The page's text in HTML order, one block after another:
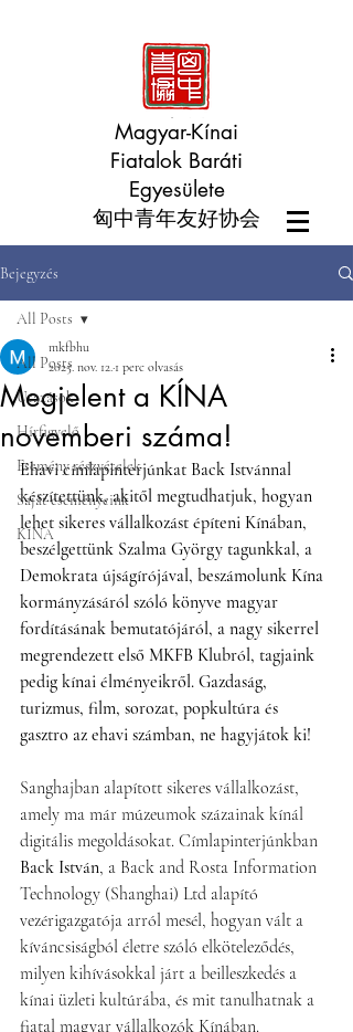
Magyar-Kínai
Fiatalok Baráti
Egyesülete
匈中青年友好协会
Bejegyzés
All Posts
Utazások
Hírfigyelő
Esemény részvételek
Saját eseményeink
KÍNA
All Posts
Megjelent a KÍNA
novemberi száma!
mkfbhu
2025. nov. 12. 1 perc olvasás
Ehavi címlapinterjúnkat Back Istvánnal
készítettünk, akitől megtudhatjuk, hogyan
lehet sikeres vállalkozást építeni Kínában,
beszélgettünk Szalma György tagunkkal, a
Demokrata újságírójával, beszámolunk Kína
kormányzásáról szóló könyve magyar
fordításának bemutatójáról, a nagy sikerrel
megrendezett első MKFB Klubról, tagjaink
pedig kínai élményeikről. Gazdaság,
turizmus, film, sorozat, popkultúra és
gasztro az ehavi számban, ne hagyjátok ki!
Sanghajban alapított sikeres vállalkozást,
amely ma már múzeumok százainak kínál
digitális megoldásokat. Címlapinterjúnkban
Back István, a Back and Rosta Information
Technology (Shanghai) Ltd alapító
vezérigazgatója arról mesél, hogyan vált a
kíváncsiságból életre szóló elköteleződés,
milyen kihívásokkal járt a beilleszkedés a
kínai üzleti kultúrába, és mit tanulhatnak a
fiatal magyar vállalkozók Kínában.